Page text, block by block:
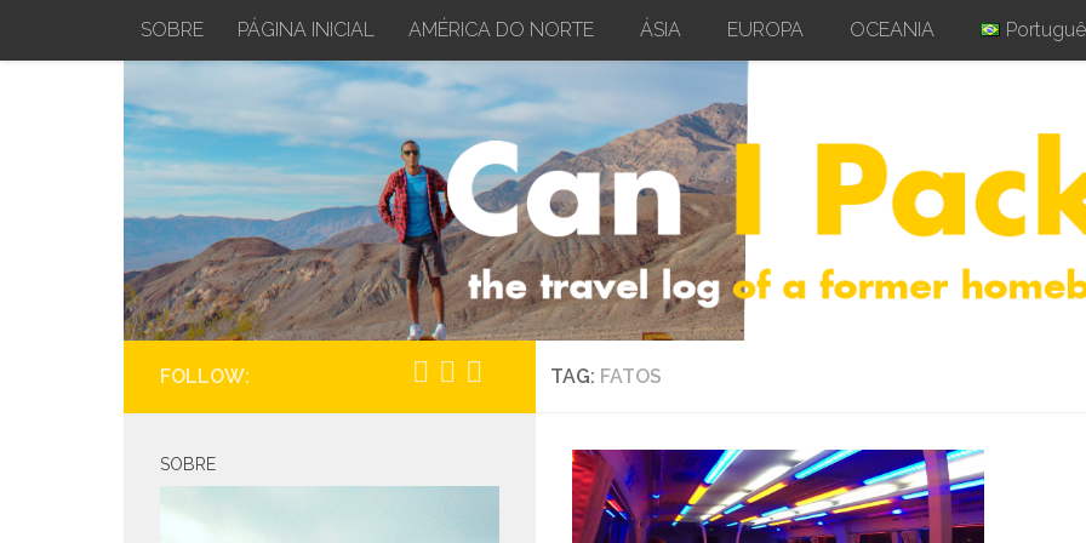
Skip to content
SOBRE PÁGINA INICIAL AMÉRICA DO NORTE ÁSIA EUROPA OCEANIA
TAG: FATOS
FOLLOW:
SOBRE